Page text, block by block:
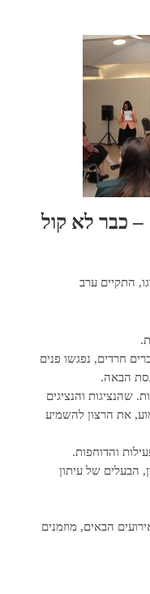
כבר לא קול
התקיים ערב
חרדים, נפגשו פנים
הבאה.
שהנציגות והנציגים
את הרצון להשמיע
הבעלים של עיתון
הבאים, מוזמנים